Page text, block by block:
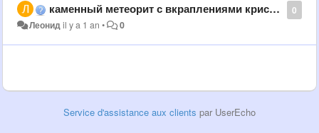
0
каменный метеорит с вкраплениями кристалов. может быть они похожи на созвездие скорпиона, которрый как послание,летел до земли много миллиардов световых лет и сейчас выклдит немного по другому ?
Леонидil y a 1 an • 0
Service d'assistance aux clients par UserEcho